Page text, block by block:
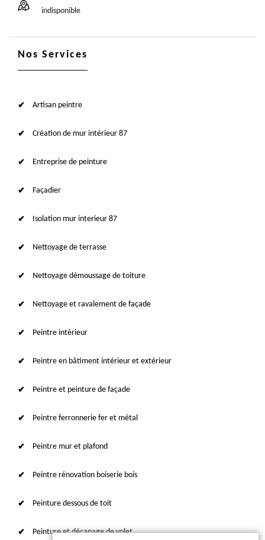
indisponible
Nos Services
Artisan peintre
Création de mur intérieur 87
Entreprise de peinture
Façadier
Isolation mur interieur 87
Nettoyage de terrasse
Nettoyage démoussage de toiture
Nettoyage et ravalement de façade
Peintre intérieur
Peintre en bâtiment intérieur et extérieur
Peintre et peinture de façade
Peintre ferronnerie fer et métal
Peintre mur et plafond
Peintre rénovation boiserie bois
Peinture dessous de toit
Peinture et décapage de volet